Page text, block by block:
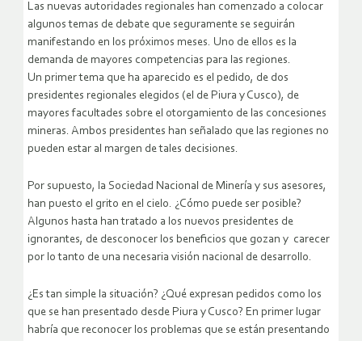
Las nuevas autoridades regionales han comenzado a colocar
algunos temas de debate que seguramente se seguirán
manifestando en los próximos meses. Uno de ellos es la
demanda de mayores competencias para las regiones.
Un primer tema que ha aparecido es el pedido, de dos
presidentes regionales elegidos (el de Piura y Cusco), de
mayores facultades sobre el otorgamiento de las concesiones
mineras. Ambos presidentes han señalado que las regiones no
pueden estar al margen de tales decisiones.
Por supuesto, la Sociedad Nacional de Minería y sus asesores,
han puesto el grito en el cielo. ¿Cómo puede ser posible?
Algunos hasta han tratado a los nuevos presidentes de
ignorantes, de desconocer los beneficios que gozan y carecer
por lo tanto de una necesaria visión nacional de desarrollo.
¿Es tan simple la situación? ¿Qué expresan pedidos como los
que se han presentado desde Piura y Cusco? En primer lugar
habría que reconocer los problemas que se están presentando